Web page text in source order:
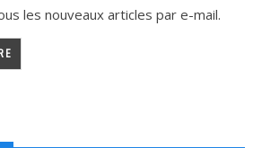
les nouveaux articles par e-mail.